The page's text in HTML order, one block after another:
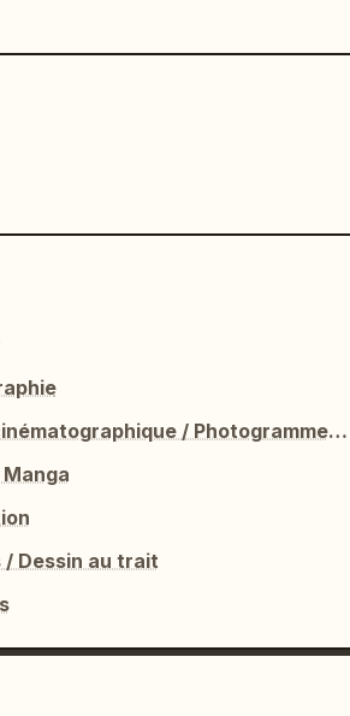
Image cinématographique / Photogramme de film
/ Dessin au trait